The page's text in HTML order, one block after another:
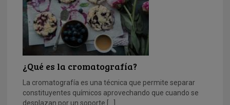
¿Qué es la cromatografía?
La cromatografía es una técnica que permite separar
constituyentes químicos aprovechando que cuando se
desplazan por un soporte […]